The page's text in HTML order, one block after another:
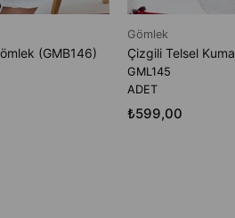
(GMB146)
Gömlek
Çizgili Telsel
GML145
ADET
₺599,00